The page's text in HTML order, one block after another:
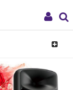
My
Toggle